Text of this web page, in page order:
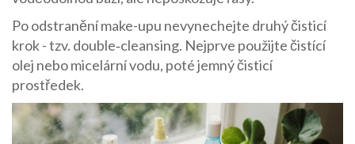
Po odstranění make-upu nevynechejte druhý čisticí
krok - tzv. double‑cleansing. Nejprve použijte čistící
olej nebo micelární vodu, poté jemný čisticí
prostředek.